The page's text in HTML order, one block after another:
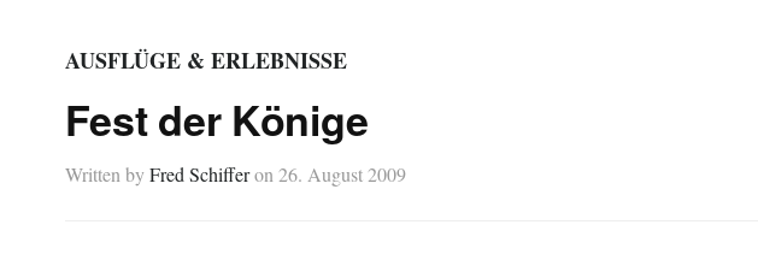
AUSFLÜGE & ERLEBNISSE
Fest der Könige
Written byFred Schiffer on 26. August 2009